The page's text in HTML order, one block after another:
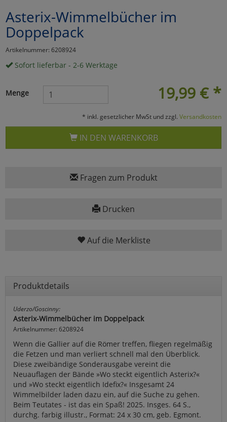
Asterix-Wimmelbücher im
Doppelpack
Artikelnummer: 6208924
Sofort lieferbar - 2-6 Werktage
19,99 € *
Menge
* inkl. gesetzlicher MwSt und zzgl. Versandkosten
IN DEN WARENKORB
Fragen zum Produkt
Drucken
Auf die Merkliste
Produktdetails
Uderzo/Goscinny:
Asterix-Wimmelbücher im Doppelpack
Artikelnummer: 6208924
Wenn die Gallier auf die Römer treffen, fliegen regelmäßig
die Fetzen und man verliert schnell mal den Überblick.
Diese zweibändige Sonderausgabe vereint die
Neuauflagen der Bände »Wo steckt eigentlich Asterix?«
und »Wo steckt eigentlich Idefix?« Insgesamt 24
Wimmelbilder laden dazu ein, auf die Suche zu gehen.
Beim Teutates - ist das ein Spaß! 2025. Insges. 64 S.,
durchg. farbig illustr., Format: 24 x 30 cm, geb. Egmont.
Marketing
Umfragetools
Cookies
Alle Akzeptieren
Cookies
Einstellungen speichern
zurückzu Haupptseite